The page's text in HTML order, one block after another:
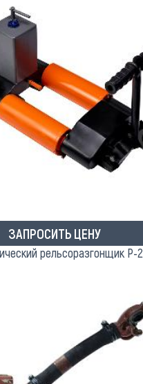
ЗАПРОСИТЬ ЦЕНУ
рельсоразгонщик Р-